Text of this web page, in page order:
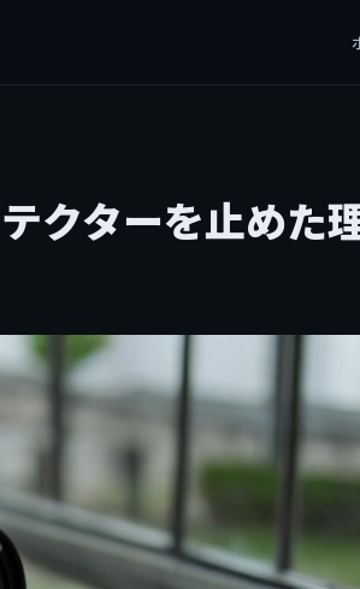
クターを止めた